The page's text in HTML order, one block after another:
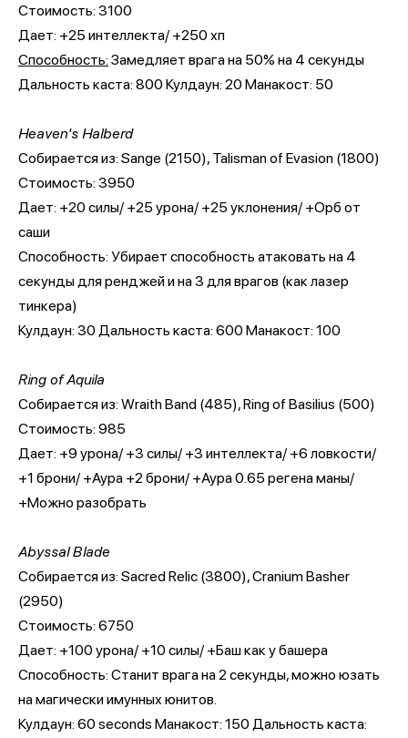
Стоимость: 3100
Дает: +25 интеллекта/ +250 хп
Способность: Замедляет врага на 50% на 4 секунды
Дальность каста: 800 Кулдаун: 20 Манакост: 50
Heaven's Halberd
Собирается из: Sange (2150), Talisman of Evasion (1800)
Cтоимость: 3950
Дает: +20 силы/ +25 урона/ +25 уклонения/ +Орб от
саши
Способность: Убирает способность атаковать на 4
секунды для ренджей и на 3 для врагов (как лазер
тинкера)
Кулдаун: 30 Дальность каста: 600 Манакост: 100
Ring of Aquila
Собирается из: Wraith Band (485), Ring of Basilius (500)
Cтоимость: 985
Дает: +9 урона/ +3 силы/ +3 интеллекта/ +6 ловкости/
+1 брони/ +Аура +2 брони/ +Аура 0.65 регена маны/
+Можно разобрать
Abyssal Blade
Собирается из: Sacred Relic (3800), Cranium Basher
(2950)
Cтоимость: 6750
Дает: +100 урона/ +10 силы/ +Баш как у башера
Способность: Станит врага на 2 секунды, можно юзать
на магически имунных юнитов.
Кулдаун: 60 seconds Манакост: 150 Дальность каста: